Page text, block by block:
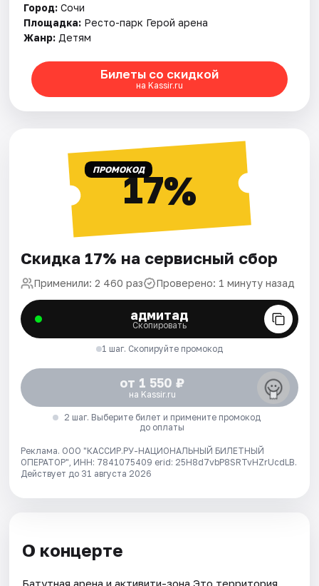
Город: Сочи
Площадка: Ресто-парк Герой арена
Жанр: Детям
Билеты со скидкой
на Kassir.ru
ПРОМОКОД17%
Скидка 17% на сервисный сбор
Применили: 2 460 раз Проверено: 1 минуту назад
адмитад
Скопировать
1 шаг. Скопируйте промокод
от 1 550 ₽
на Kassir.ru
2 шаг. Выберите билет и примените промокод
до оплаты
Реклама. ООО "КАССИР.РУ-НАЦИОНАЛЬНЫЙ БИЛЕТНЫЙ
ОПЕРАТОР", ИНН: 7841075409 erid: 25H8d7vbP8SRTvHZrUcdLB.
Действует до 31 августа 2026
О концерте
Батутная арена и активити-зона Это территория